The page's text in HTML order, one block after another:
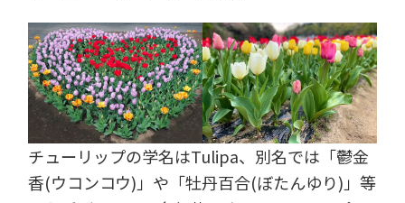
チューリップの学名はTulipa、別名では「鬱金
香(ウコンコウ)」や「牡丹百合(ぼたんゆり)」等